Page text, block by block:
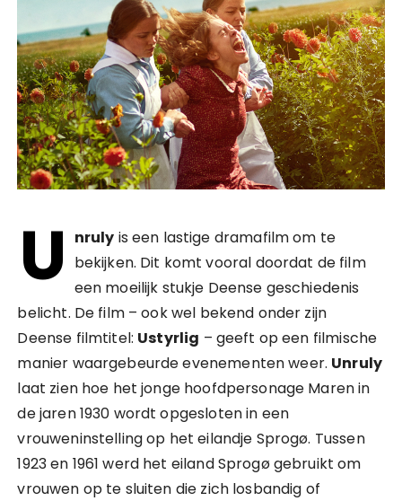
U nruly is een lastige dramafilm om te
bekijken. Dit komt vooral doordat de film
een moeilijk stukje Deense geschiedenis
belicht. De film – ook wel bekend onder zijn
Deense filmtitel: Ustyrlig – geeft op een filmische
manier waargebeurde evenementen weer. Unruly
laat zien hoe het jonge hoofdpersonage Maren in
de jaren 1930 wordt opgesloten in een
vrouweninstelling op het eilandje Sprogø. Tussen
1923 en 1961 werd het eiland Sprogø gebruikt om
vrouwen op te sluiten die zich losbandig of